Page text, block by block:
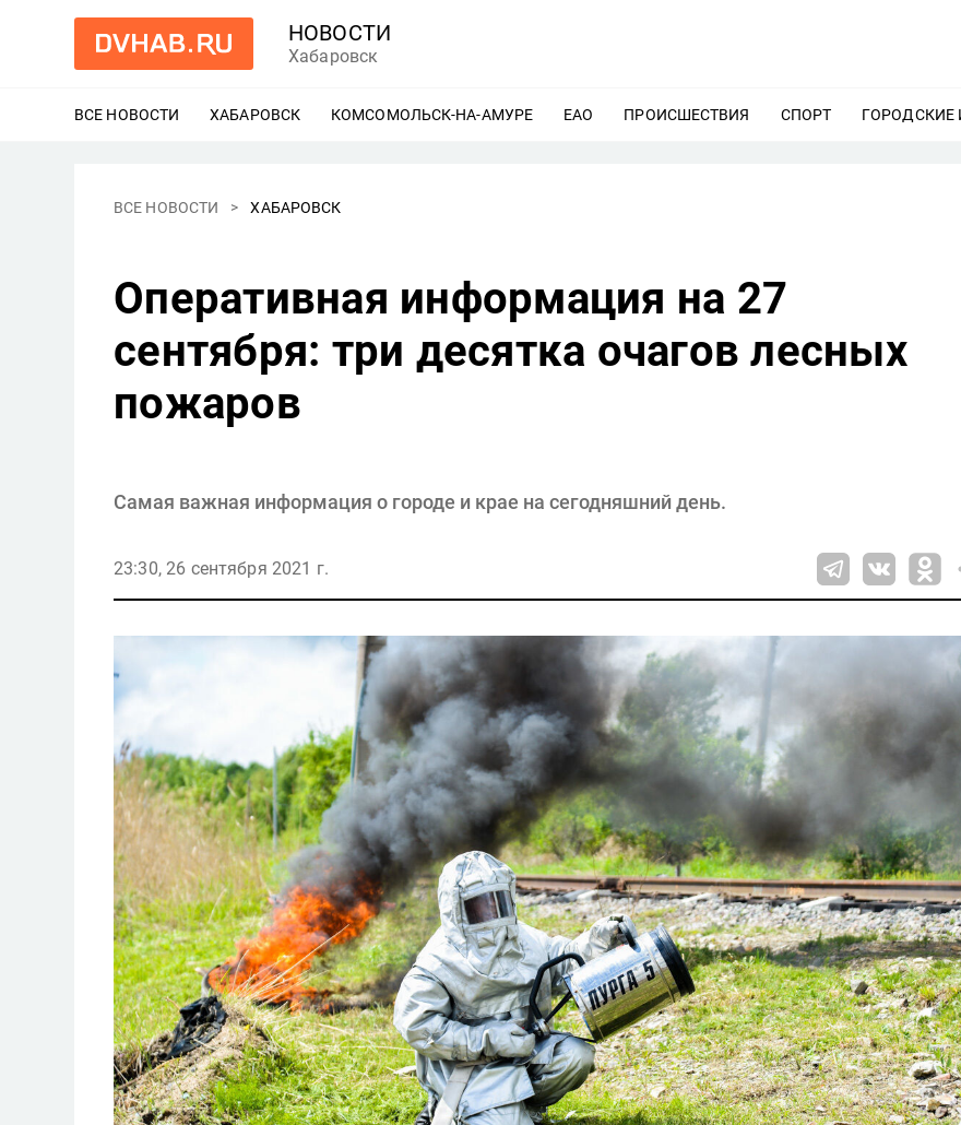
НОВОСТИ
Хабаровск
ВСЕ НОВОСТИ ХАБАРОВСК ЕЩЕ
КОМСОМОЛЬСК-НА-АМУРЕ ЕЩЕ
ЕАО ЕЩЕ
ПРОИСШЕСТВИЯ ЕЩЕ
СПОРТ ЕЩЕ
ГОРОДСКИЕ
ВСЕ НОВОСТИ ХАБАРОВСК
Оперативная информация на 27
сентября: три десятка очагов лесных
пожаров
Самая важная информация о городе и крае на сегодняшний день.
23:30, 26 сентября 2021 г.